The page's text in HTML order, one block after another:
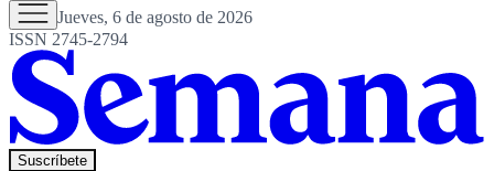
Jueves, 6 de agosto de 2026
ISSN 2745-2794
Suscríbete